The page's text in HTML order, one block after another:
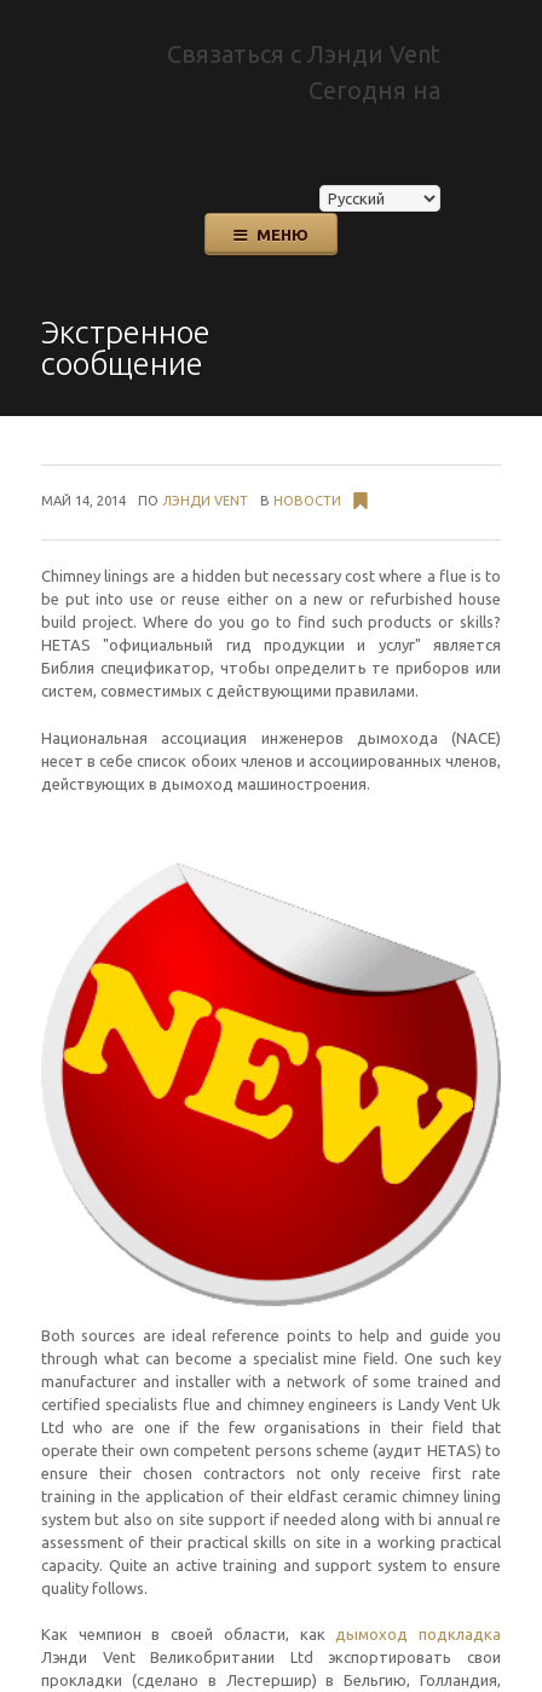
Связаться с Лэнди Vent
Сегодня на
МЕНЮ
Экстренное
сообщение
МАЙ 14, 2014 ПО ЛЭНДИ VENT В НОВОСТИ
Chimney linings are a hidden but necessary cost where a flue is to
be put into use or reuse either on a new or refurbished house
build project. Where do you go to find such products or skills?
HETAS "официальный гид продукции и услуг" является
Библия спецификатор, чтобы определить те приборов или
систем, совместимых с действующими правилами.
Национальная ассоциация инженеров дымохода (NACE)
несет в себе список обоих членов и ассоциированных членов,
действующих в дымоход машиностроения.
Both sources are ideal reference points to help and guide you
through what can become a specialist mine field .One such key
manufacturer and installer with a network of some trained and
certified specialists flue and chimney engineers is Landy Vent Uk
Ltd who are one if the few organisations in their field that
operate their own competent persons scheme (аудит HETAS) to
ensure their chosen contractors not only receive first rate
training in the application of their eldfast ceramic chimney lining
system but also on site support if needed along with bi annual re
assessment of their practical skills on site in a working practical
capacity Quite an active training and support system to ensure
quality follows
Как чемпион в своей области, как дымоход подкладка
Лэнди Vent Великобритании Ltd экспортировать свои
прокладки (сделано в Лестершир) в Бельгию, Голландия,